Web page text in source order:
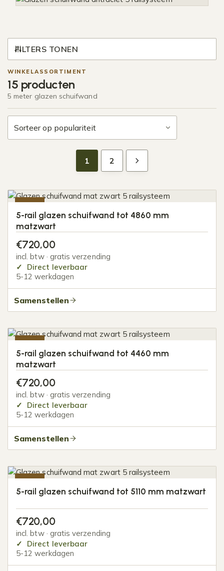
FILTERS TONEN
WINKELASSORTIMENT
15 producten
5 meter glazen schuifwand
1 2
5-rail glazen schuifwand tot 4860 mm
matzwart
€720,00
incl. btw · gratis verzending
Direct leverbaar
5-12 werkdagen
Samenstellen
5-rail glazen schuifwand tot 4460 mm
matzwart
€720,00
incl. btw · gratis verzending
Direct leverbaar
5-12 werkdagen
Samenstellen
5-rail glazen schuifwand tot 5110 mm matzwart
€720,00
incl. btw · gratis verzending
Direct leverbaar
5-12 werkdagen